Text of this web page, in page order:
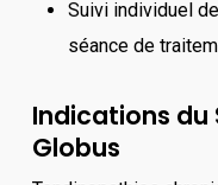
Suivi individuel
séance de
Indications du
Globus